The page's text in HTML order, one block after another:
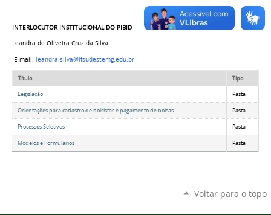
INTERLOCUTOR INSTITUCIONAL DO PIBID
Leandra de Oliveira Cruz da Silva
E-mail: leandra.silva@ifsudestemg.edu.br
Título Tipo
Legislação Pasta
Orientações para cadastro de bolsistas e pagamento de bolsas Pasta
Processos Seletivos Pasta
Modelos e Formulários Pasta
Voltar para o topo